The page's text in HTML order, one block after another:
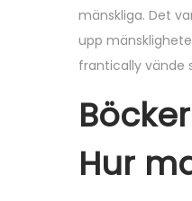
mänskliga. Det
upp
frantically vände
Hur